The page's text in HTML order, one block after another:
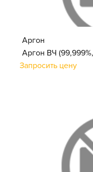
Аргон
Аргон ВЧ
Запросить цену